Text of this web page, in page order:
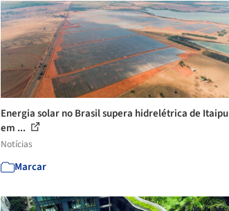
Energia solar no Brasil supera hidrelétrica de Itaipu
em ...
Notícias
Marcar